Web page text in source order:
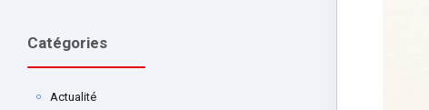
Catégories
Actualité